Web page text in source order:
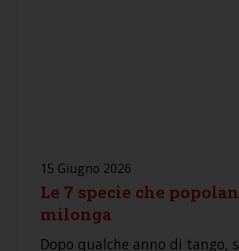
15 Giugno 2026
Le 7 specie che
milonga
Dopo qualche anno di tango,